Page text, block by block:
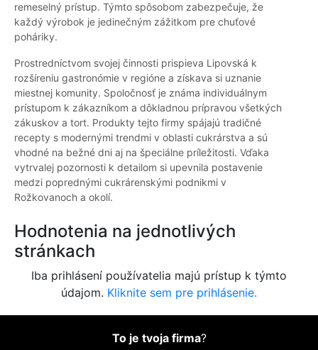
remeselný prístup. Týmto spôsobom zabezpečuje, že
každý výrobok je jedinečným zážitkom pre chuťové
poháriky.
Prostredníctvom svojej činnosti prispieva Lipovská k
rozšíreniu gastronómie v regióne a získava si uznanie
miestnej komunity. Spoločnosť je známa individuálnym
prístupom k zákazníkom a dôkladnou prípravou všetkých
zákuskov a tort. Produkty tejto firmy spájajú tradičné
recepty s modernými trendmi v oblasti cukrárstva a sú
vhodné na bežné dni aj na špeciálne príležitosti. Vďaka
vytrvalej pozornosti k detailom si upevnila postavenie
medzi poprednými cukrárenskými podnikmi v
Rožkovanoch a okolí.
Hodnotenia na jednotlivých
stránkach
Iba prihlásení používatelia majú prístup k týmto
údajom. Kliknite sem pre prihlásenie.
To je tvoja firma?